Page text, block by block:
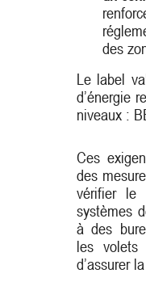
des
Le label
d’énergie
niveaux :
Ces
des
vérifier le
systèmes
à des
les volets
d’assurer